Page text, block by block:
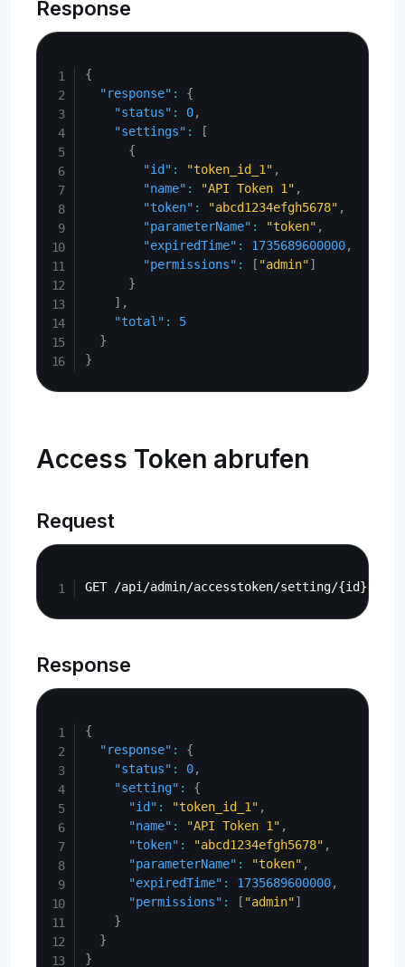
Response
{
"response" :
{
"status" : 0,
"settings" :
[
{
"id" : "token_id_1" ,
"name" : "API Token 1" ,
"token" : "abcd1234efgh5678" ,
"parameterName" : "token" ,
"expiredTime" : 1735689600000,
"permissions" : [ "admin"]
}
] ,
"total" :
5
}
}
Access Token abrufen
Request
Response
{
"response" :
{
"status" : 0,
"setting" :
{
"id" : "token_id_1" ,
"name" : "API Token 1" ,
"token" : "abcd1234efgh5678" ,
"parameterName" : "token" ,
"expiredTime" : 1735689600000,
"permissions" : [ "admin"]
}
}
}